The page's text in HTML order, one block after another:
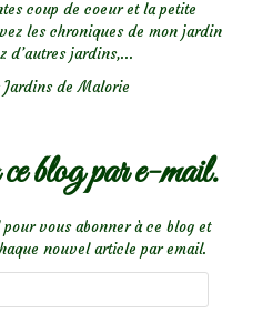
coup de coeur et la petite
les chroniques de mon jardin
d’autres jardins,...
de Malorie
blog par e-mail.
vous abonner à ce blog et
nouvel article par email.